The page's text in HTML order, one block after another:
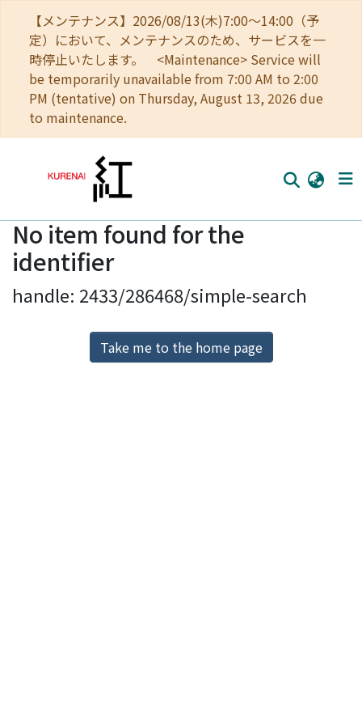
【メンテナンス】2026/08/13(木)7:00～14:00（予
定）において、メンテナンスのため、サービスを一
時停止いたします。 <Maintenance> Service will
be temporarily unavailable from 7:00 AM to 2:00
PM (tentative) on Thursday, August 13, 2026 due
to maintenance.
Home
Communities
Browse
Download Ranking
No item found for the
identifier
handle: 2433/286468/simple-search
Take me to the home page